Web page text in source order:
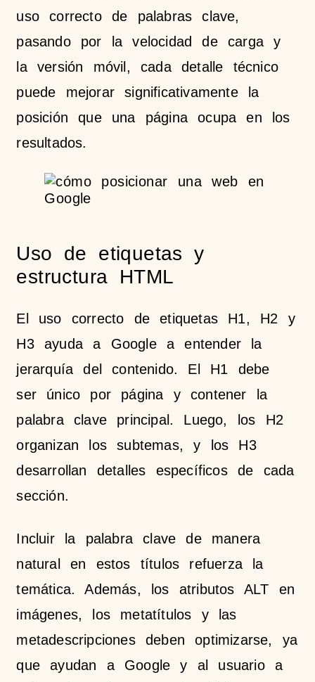
uso correcto de palabras clave,
pasando por la velocidad de carga y
la versión móvil, cada detalle técnico
puede mejorar significativamente la
posición que una página ocupa en los
resultados.
Uso de etiquetas y
estructura HTML
El uso correcto de etiquetas H1, H2 y
H3 ayuda a Google a entender la
jerarquía del contenido. El H1 debe
ser único por página y contener la
palabra clave principal. Luego, los H2
organizan los subtemas, y los H3
desarrollan detalles específicos de cada
sección.
Incluir la palabra clave de manera
natural en estos títulos refuerza la
temática. Además, los atributos ALT en
imágenes, los metatítulos y las
metadescripciones deben optimizarse, ya
que ayudan a Google y al usuario a